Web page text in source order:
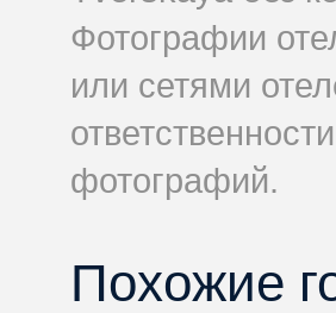
Фотографии
или сетями
фотографий.
Похожие